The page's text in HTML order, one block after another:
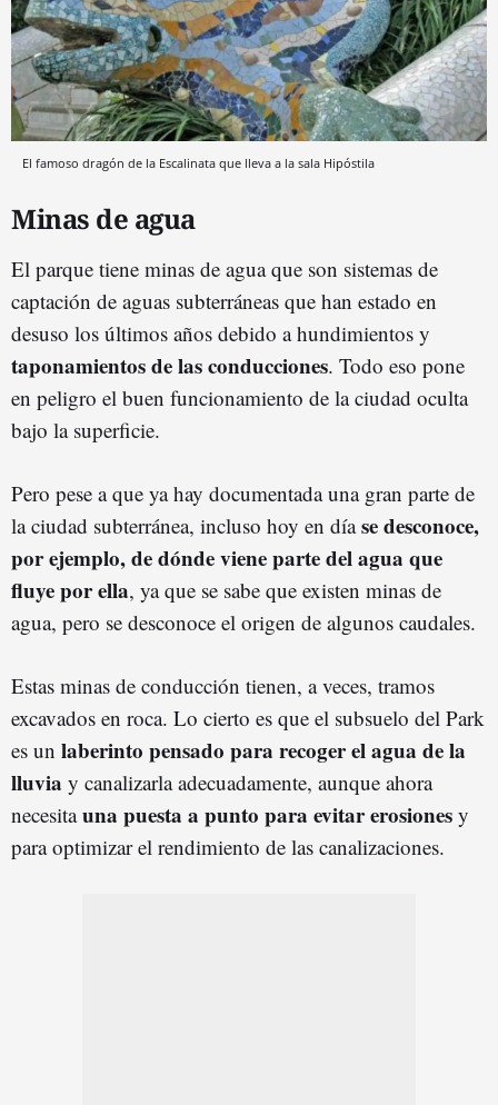
El famoso dragón de la Escalinata que lleva a la sala Hipóstila
Minas de agua
El parque tiene minas de agua que son sistemas de
captación de aguas subterráneas que han estado en
desuso los últimos años debido a hundimientos y
taponamientos de las conducciones. Todo eso pone
en peligro el buen funcionamiento de la ciudad oculta
bajo la superficie.
Pero pese a que ya hay documentada una gran parte de
la ciudad subterránea, incluso hoy en díase desconoce,
por ejemplo, de dónde viene parte del agua que
fluye por ella, ya que se sabe que existen minas de
agua, pero se desconoce el origen de algunos caudales.
Estas minas de conducción tienen, a veces, tramos
excavados en roca. Lo cierto es que el subsuelo del Park
es un laberinto pensado para recoger el agua de la
lluvia y canalizarla adecuadamente, aunque ahora
necesitauna puesta a punto para evitar erosiones y
para optimizar el rendimiento de las canalizaciones.